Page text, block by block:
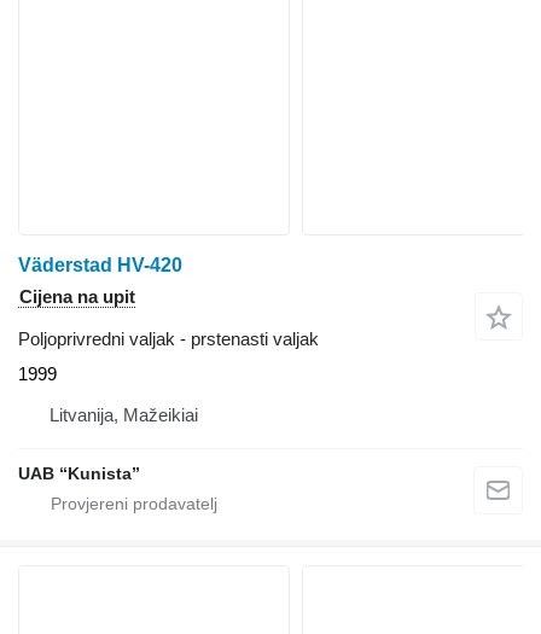
Väderstad HV-420
Cijena na upit
Poljoprivredni valjak - prstenasti valjak
1999
Litvanija, Mažeikiai
UAB “Kunista”